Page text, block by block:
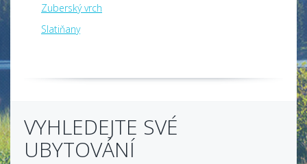
Zuberský vrch
Slatiňany
VYHLEDEJTE SVÉ
UBYTOVÁNÍ